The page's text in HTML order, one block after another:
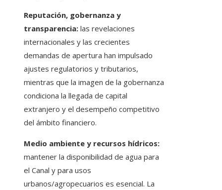
Reputación, gobernanza y
transparencia: las revelaciones
internacionales y las crecientes
demandas de apertura han impulsado
ajustes regulatorios y tributarios,
mientras que la imagen de la gobernanza
condiciona la llegada de capital
extranjero y el desempeño competitivo
del ámbito financiero.
Medio ambiente y recursos hídricos:
mantener la disponibilidad de agua para
el Canal y para usos
urbanos/agropecuarios es esencial. La